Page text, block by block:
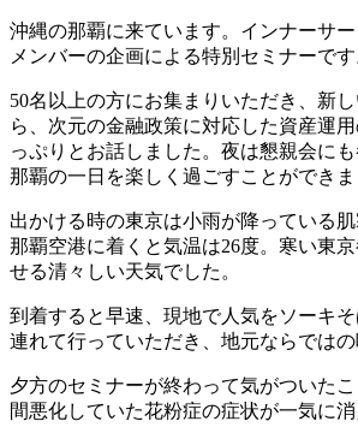
沖縄の那覇に来ています。インナーサ
メンバーの企画による特別セミナーです
50名以上の方にお集まりいただき、新
ら、次元の金融政策に対応した資産運
っぷりとお話しました。夜は懇親会に
那覇の一日を楽しく過ごすことができま
出かける時の東京は小雨が降っている肌
那覇空港に着くと気温は26度。寒い東
せる清々しい天気でした。
到着すると早速、現地で人気をソーキ
連れて行っていただき、地元ならではの
夕方のセミナーが終わって気がついた
間悪化していた花粉症の症状が一気に消